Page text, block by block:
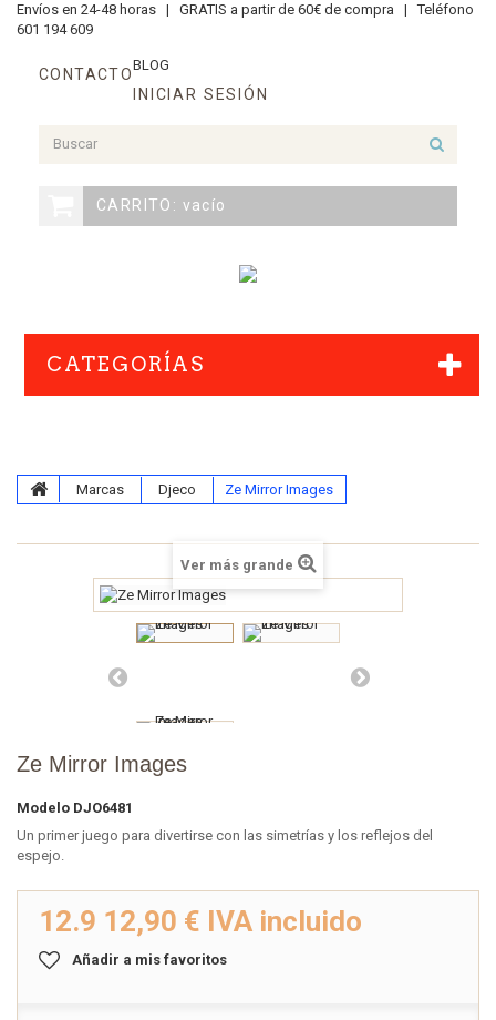
Envíos en 24-48 horas | GRATIS a partir de 60€ de compra | Teléfono
601 194 609
BLOG
CONTACTO
INICIAR SESIÓN
CARRITO: vacío
CATEGORÍAS
Marcas Djeco Ze Mirror Images
Ver más grande
Ze Mirror Images
Modelo DJO6481
Un primer juego para divertirse con las simetrías y los reflejos del
espejo.
12.9 12,90 € IVA incluido
Añadir a mis favoritos